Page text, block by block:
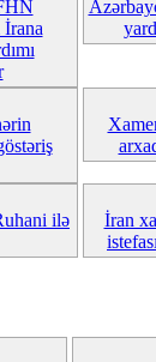
ilə
İran